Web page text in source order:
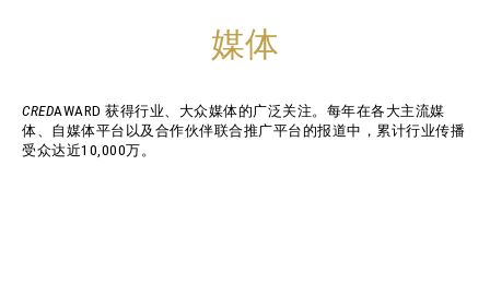
媒体
CREDAWARD 获得行业、大众媒体的广泛关注。每年在各大主流媒
体、自媒体平台以及合作伙伴联合推广平台的报道中，累计行业传播
受众达近10,000万。